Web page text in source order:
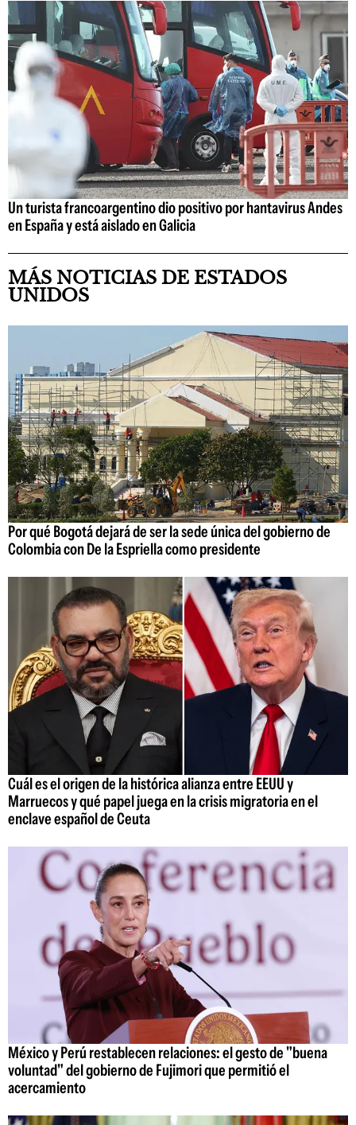
Un turista francoargentino dio positivo por hantavirus Andes
en España y está aislado en Galicia
MÁS NOTICIAS DE ESTADOS
UNIDOS
Por qué Bogotá dejará de ser la sede única del gobierno de
Colombia con De la Espriella como presidente
Cuál es el origen de la histórica alianza entre EEUU y
Marruecos y qué papel juega en la crisis migratoria en el
enclave español de Ceuta
México y Perú restablecen relaciones: el gesto de "buena
voluntad" del gobierno de Fujimori que permitió el
acercamiento